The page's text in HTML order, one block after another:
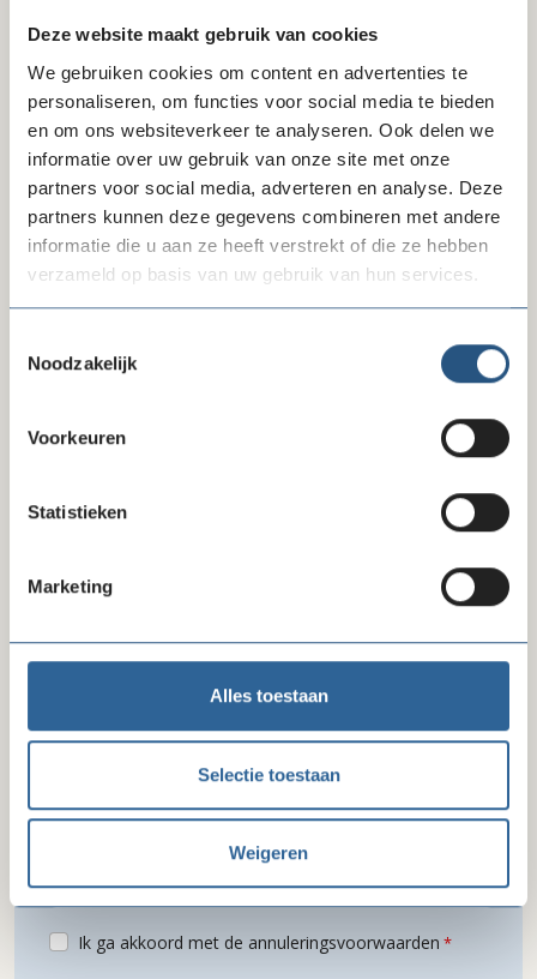
Deze website maakt gebruik van cookies
We gebruiken cookies om content en advertenties te
personaliseren, om functies voor social media te bieden
en om ons websiteverkeer te analyseren. Ook delen we
informatie over uw gebruik van onze site met onze
partners voor social media, adverteren en analyse. Deze
partners kunnen deze gegevens combineren met andere
informatie die u aan ze heeft verstrekt of die ze hebben
verzameld op basis van uw gebruik van hun services.
Noodzakelijk
Voorkeuren
Statistieken
Marketing
Alles toestaan
Selectie toestaan
Weigeren
Freeform
Check
Leave
this
field
blank
Aanhef
Voornaam
Organisatie
Telefoon
Ik ga akkoord met de annuleringsvoorwaarden